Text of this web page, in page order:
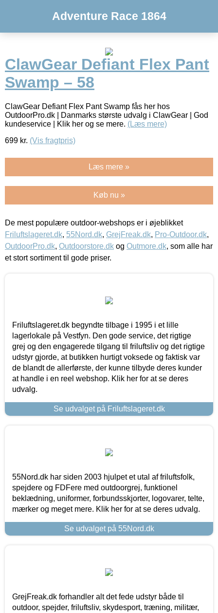
Adventure Race 1864
ClawGear Defiant Flex Pant
Swamp – 58
ClawGear Defiant Flex Pant Swamp fås her hos
OutdoorPro.dk | Danmarks største udvalg i ClawGear | God
kundeservice | Klik her og se mere. (Læs mere)
699 kr. (Vis fragtpris)
Læs mere »
Køb nu »
De mest populære outdoor-webshops er i øjeblikket
Friluftslageret.dk, 55Nord.dk, GrejFreak.dk, Pro-Outdoor.dk,
OutdoorPro.dk, Outdoorstore.dk og Outmore.dk, som alle har
et stort sortiment til gode priser.
Friluftslageret.dk begyndte tilbage i 1995 i et lille
lagerlokale på Vestfyn. Den gode service, det rigtige
grej og den engagerede tilgang til friluftsliv og det rigtige
udstyr gjorde, at butikken hurtigt voksede og faktisk var
de blandt de allerførste, der kunne tilbyde deres kunder
at handle i en reel webshop. Klik her for at se deres
udvalg.
Se udvalget på Friluftslageret.dk
55Nord.dk har siden 2003 hjulpet et utal af friluftsfolk,
spejdere og FDFere med outdoorgrej, funktionel
beklædning, uniformer, forbundsskjorter, logovarer, telte,
mærker og meget mere. Klik her for at se deres udvalg.
Se udvalget på 55Nord.dk
GrejFreak.dk forhandler alt det fede udstyr både til
outdoor, spejder, friluftsliv, skydesport, træning, militær,